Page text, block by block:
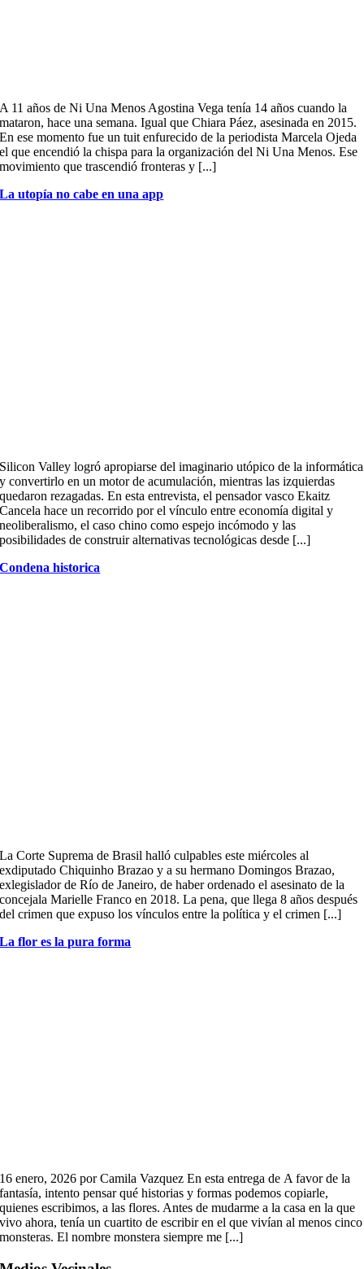
A 11 años de Ni Una Menos Agostina Vega tenía 14 años cuando la
mataron, hace una semana. Igual que Chiara Páez, asesinada en 2015.
En ese momento fue un tuit enfurecido de la periodista Marcela Ojeda
el que encendió la chispa para la organización del Ni Una Menos. Ese
movimiento que trascendió fronteras y [...]
La utopía no cabe en una app
Silicon Valley logró apropiarse del imaginario utópico de la informática
y convertirlo en un motor de acumulación, mientras las izquierdas
quedaron rezagadas. En esta entrevista, el pensador vasco Ekaitz
Cancela hace un recorrido por el vínculo entre economía digital y
neoliberalismo, el caso chino como espejo incómodo y las
posibilidades de construir alternativas tecnológicas desde [...]
Condena historica
La Corte Suprema de Brasil halló culpables este miércoles al
exdiputado Chiquinho Brazao y a su hermano Domingos Brazao,
exlegislador de Río de Janeiro, de haber ordenado el asesinato de la
concejala Marielle Franco en 2018. La pena, que llega 8 años después
del crimen que expuso los vínculos entre la política y el crimen [...]
La flor es la pura forma
16 enero, 2026 por Camila Vazquez En esta entrega de A favor de la
fantasía, intento pensar qué historias y formas podemos copiarle,
quienes escribimos, a las flores. Antes de mudarme a la casa en la que
vivo ahora, tenía un cuartito de escribir en el que vivían al menos cinco
monsteras. El nombre monstera siempre me [...]